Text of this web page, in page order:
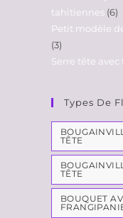
tahitiennes 6
Petit modèle
3
Serre tête
Types De
TÊTE
TÊTE
BOUQUET